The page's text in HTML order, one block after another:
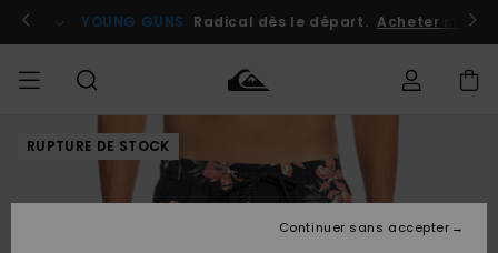
l'information
le
Se connecter / s'inscrire
YOUNG GUNS Radical dès le départ. Acheter
HOMME Vêtements
Vêtements
Shop
Surf
Shop
Homme
Snow
Shop
Homme
Outlet
Homme
Accéder à
ma
commande
RUPTURE DE STOCK
Continuer sans accepter